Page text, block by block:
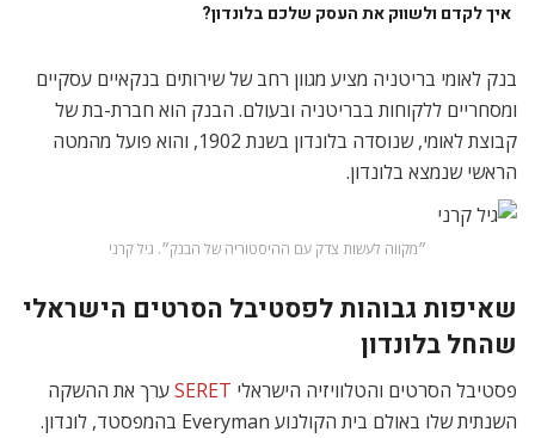
איך לקדם ולשווק את העסק שלכם בלונדון?
בנק לאומי בריטניה מציע מגוון רחב של שירותים בנקאיים עסקיים
ומסחריים ללקוחות בבריטניה ובעולם. הבנק הוא חברת-בת של
קבוצת לאומי, שנוסדה בלונדון בשנת 1902, והוא פועל מהמטה
הראשי שנמצא בלונדון.
״מקווה לעשות צדק עם ההיסטוריה של הבנק״. גיל קרני
שאיפות גבוהות לפסטיבל הסרטים הישראלי
שהחל בלונדון
פסטיבל הסרטים והטלוויזיה הישראלי SERETערך את ההשקה
השנתית שלו באולם בית הקולנוע Everyman בהמפסטד, לונדון.